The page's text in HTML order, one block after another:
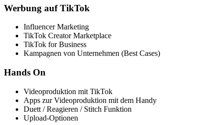
Werbung auf TikTok
Influencer Marketing
TikTok Creator Marketplace
TikTok for Business
Kampagnen von Unternehmen (Best Cases)
Hands On
Videoproduktion mit TikTok
Apps zur Videoproduktion mit dem Handy
Duett / Reagieren / Stitch Funktion
Upload-Optionen